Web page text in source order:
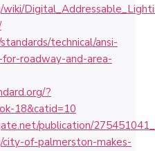
wiki/
technical/ansi-
roadway-and-area-
?
18&catid=10
publication/
of-palmerston-makes-